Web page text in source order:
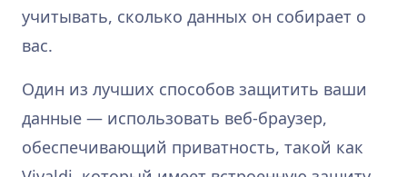
учитывать, сколько данных он собирает о
вас.
Один из лучших способов защитить ваши
данные — использовать веб-браузер,
обеспечивающий приватность, такой как